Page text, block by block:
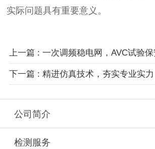
实际问题具有重要意义。
下一篇 : 精进仿真技术，夯实专业实力
公司简介
检测服务